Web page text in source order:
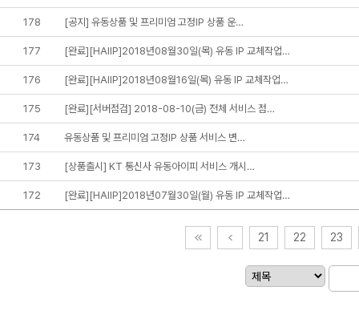
178 [공지] 유동상품 및 프리미엄 고정IP 상품 운…
177 [완료][HAIIP]2018년08월30일(목) 유동 IP 교체작업…
176 [완료][HAIIP]2018년08월16일(목) 유동 IP 교체작업…
175 [완료][서버점검] 2018-08-10(금) 전체 서비스 점…
174 유동상품 및 프리미엄 고정IP 상품 서비스 변…
173 [상품출시] KT 통신사 유동아이피 서비스 개시…
172 [완료][HAIIP]2018년07월30일(월) 유동 IP 교체작업…
21 22 23